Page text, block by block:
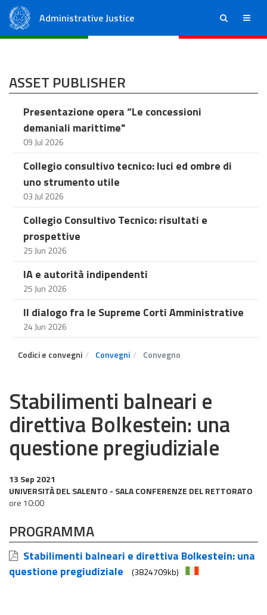
Administrative Justice ricerca menu
ASSET PUBLISHER
Presentazione opera “Le concessioni
demaniali marittime"
09 Jul 2026
Collegio consultivo tecnico: luci ed ombre di
uno strumento utile
03 Jul 2026
Collegio Consultivo Tecnico: risultati e
prospettive
25 Jun 2026
IA e autorità indipendenti
25 Jun 2026
Il dialogo fra le Supreme Corti Amministrative
24 Jun 2026
Codici e convegni Convegni Convegno
Stabilimenti balneari e
direttiva Bolkestein: una
questione pregiudiziale
13 Sep 2021
UNIVERSITÀ DEL SALENTO - SALA CONFERENZE DEL RETTORATO
ore 10:00
PROGRAMMA
Stabilimenti balneari e direttiva Bolkestein: una
questione pregiudiziale
(3824709kb)